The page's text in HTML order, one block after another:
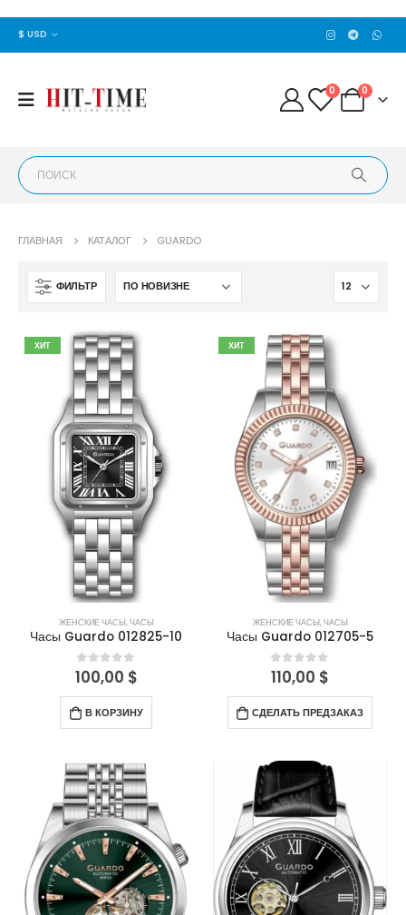
$ USD
0 0
ГЛАВНАЯ КАТАЛОГ GUARDO
ФИЛЬТР
ХИТ
ЖЕНСКИЕ ЧАСЫ,ЧАСЫ
Часы Guardo 012825-10
0out of 5
100,00 $
В КОРЗИНУ
ХИТ
ЖЕНСКИЕ ЧАСЫ,ЧАСЫ
Часы Guardo 012705-5
0out of 5
110,00 $
СДЕЛАТЬ ПРЕДЗАКАЗ